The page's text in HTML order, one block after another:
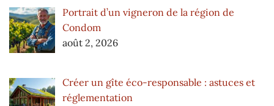
Portrait d’un vigneron de la région de
Condom
août 2, 2026
Créer un gîte éco-responsable : astuces et
réglementation